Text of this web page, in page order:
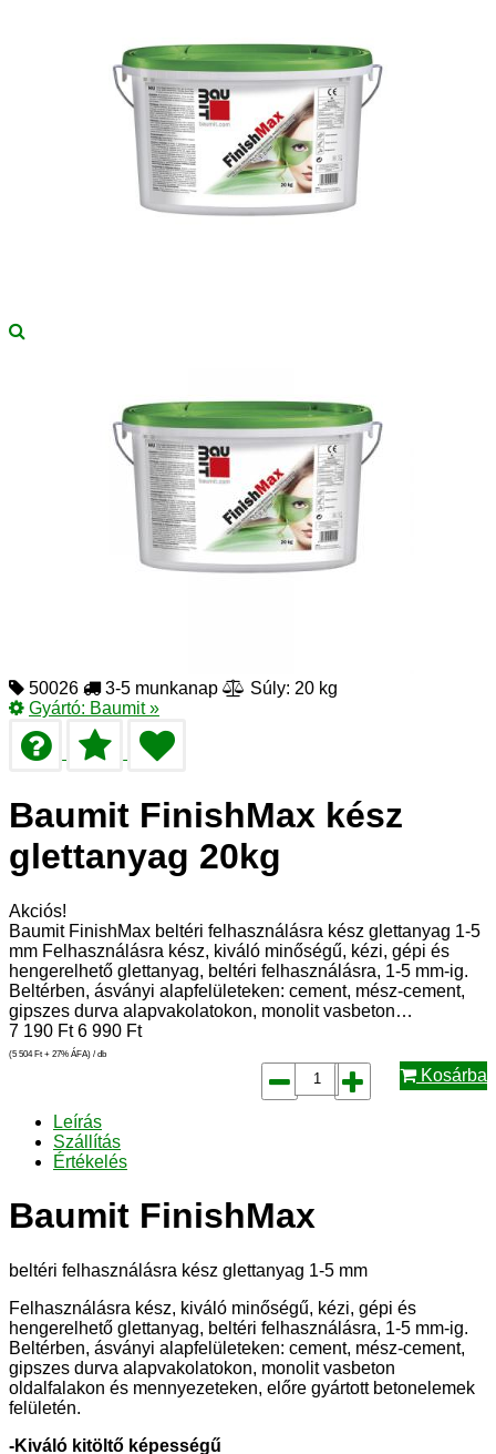
50026 3-5 munkanap
Súly: 20 kg
Gyártó: Baumit»
Baumit FinishMax kész
glettanyag 20kg
Akciós!
Baumit FinishMax beltéri felhasználásra kész glettanyag 1-5
mm Felhasználásra kész, kiváló minőségű, kézi, gépi és
hengerelhető glettanyag, beltéri felhasználásra, 1-5 mm-ig.
Beltérben, ásványi alapfelületeken: cement, mész-cement,
gipszes durva alapvakolatokon, monolit vasbeton…
7 190 Ft 6 990 Ft
(5 504 Ft + 27% ÁFA) / db
Kosárba
Leírás
Szállítás
Értékelés
Baumit FinishMax
beltéri felhasználásra kész glettanyag 1-5 mm
Felhasználásra kész, kiváló minőségű, kézi, gépi és
hengerelhető glettanyag, beltéri felhasználásra, 1-5 mm-ig.
Beltérben, ásványi alapfelületeken: cement, mész-cement,
gipszes durva alapvakolatokon, monolit vasbeton
oldalfalakon és mennyezeteken, előre gyártott betonelemek
felületén.
-Kiváló kitöltő képességű